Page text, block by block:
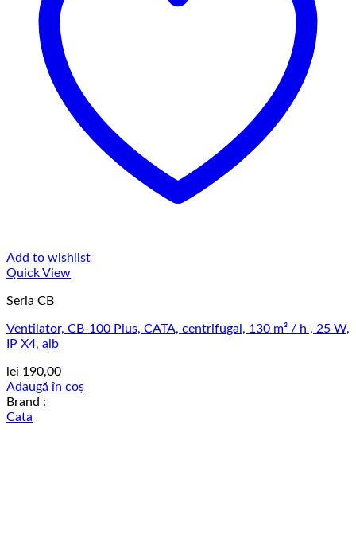
Add to wishlist
Quick View
Seria CB
Ventilator, CB-100 Plus, CATA, centrifugal, 130 m³ / h , 25 W,
IP X4, alb
lei 190,00
Adaugă în coș
Brand :
Cata